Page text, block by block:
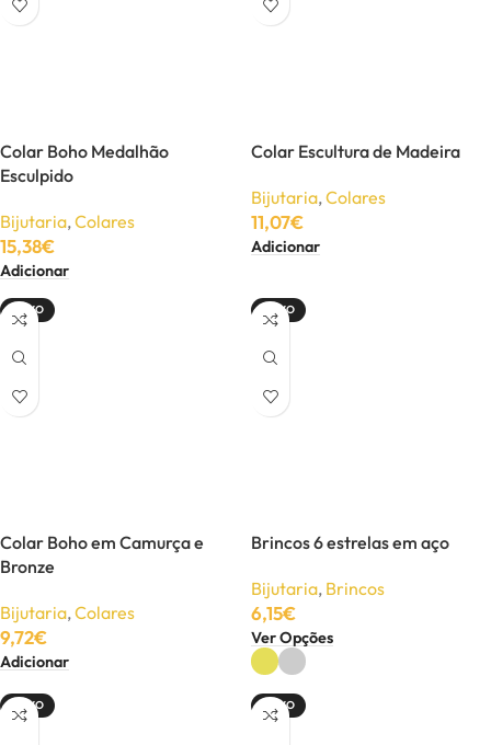
Colar Boho Medalhão
Esculpido
Bijutaria, Colares
15,38€
Adicionar
Colar Escultura de Madeira
Bijutaria, Colares
11,07€
Adicionar
NOVO
Colar Boho em Camurça e
Bronze
Bijutaria, Colares
9,72€
Adicionar
NOVO
Brincos 6 estrelas em aço
Bijutaria, Brincos
6,15€
Ver Opções
NOVO NOVO